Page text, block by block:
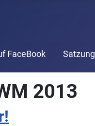
FaceBook Satzung
2013